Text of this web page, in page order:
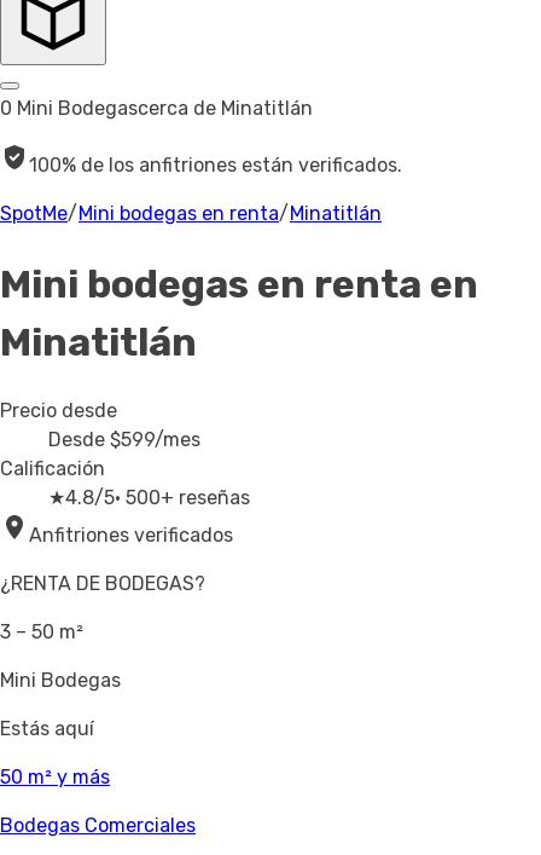
0 Mini Bodegascerca de Minatitlán
100% de los anfitriones están verificados.
SpotMe/ Mini bodegas en renta/ Minatitlán
Mini bodegas en renta en
Minatitlán
Precio desde
Desde $599/mes
Calificación
★4.8/5· 500+ reseñas
Anfitriones verificados
¿RENTA DE BODEGAS?
3 – 50 m²
Mini Bodegas
Estás aquí
50 m² y más
Bodegas Comerciales